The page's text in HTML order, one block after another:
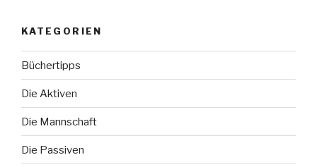
KATEGORIEN
Büchertipps
Die Aktiven
Die Mannschaft
Die Passiven